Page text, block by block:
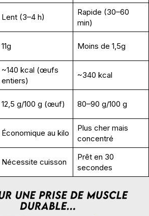
Lent (3–4 h)
Rapide (30–60
min)
11g Moins de 1,5g
~140 kcal (œufs
entiers)
~340 kcal
12,5 g/100 g (œuf) 80–90 g/100 g
Économique au kilo
Plus cher mais
concentré
Nécessite cuisson
Prêt en 30
secondes